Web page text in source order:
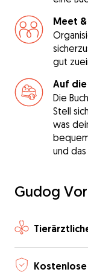
Meet
gut
Auf
Die
Stell
was
und
Gudog